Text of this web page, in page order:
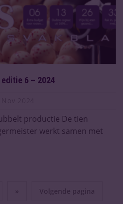
6 – 2024
productie De tien
werkt samen met
Volgende pagina